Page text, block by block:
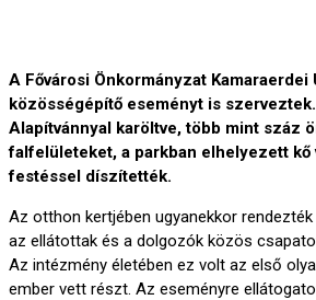
A Fővárosi Önkormányzat
közösségépítő eseményt is
Alapítvánnyal karöltve, több mint száz
falfelületeket, a parkban elhelyezett
festéssel díszítették.
Az otthon kertjében ugyanekkor
az ellátottak és a dolgozók közös
Az intézmény életében ez volt az első
ember vett részt. Az eseményre